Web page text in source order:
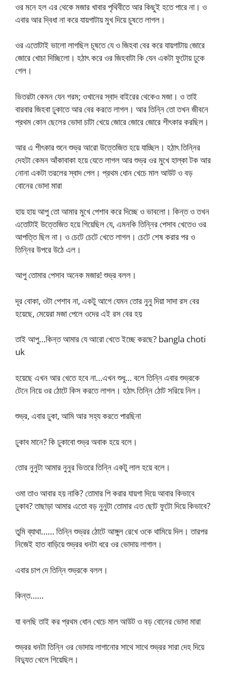
ওর মনে হল এর থেকে মজার খাবার পৃথিবীতে আর কিছুই হতে পারে না। ও
এবার আর দ্বিধা না করে যায়গাটায় মুখ দিয়ে চুষতে লাগল।
ওর এতোটাই ভালো লাগছিল চূষতে যে ও জিহবা বের করে যায়গাটায় জোরে
জোরে খোচা দিচ্ছিলো। হঠাৎ করে ওর জিহবাটা কি যেন একটা ফুটোয় ঢুকে
গেল।
ভিতরটা কেমন যেন গরম; ওখানের স্বাদ বাইরের থেকেও মজা। ও তাই
বারবার জিহবা ঢুকাতে আর বের করতে লাগল। আর তিন্নি তো তখন জীবনে
প্রথম কোন ছেলের ভোদা চাটা খেয়ে জোরে জোরে জোরে শীৎকার করছিল।
আর এ শীৎকার শুনে শুভ্র আরো উত্তেজিত হয়ে যাচ্ছিল। হঠাৎ তিন্নির
দেহটা কেমন আঁকাবাকা হয়ে যেতে লাগল আর শুভ্র ওর মুখে হাল্কা টক আর
নোনা একটা তরলের স্বাদ পেল। প্রথম ধোন খেচে মাল আউট ও বড়
বোনের ভোদা মারা
হায় হায় আপু তো আমার মুখে পেশাব করে দিচ্ছে ও ভাবলো। কিন্ত ও তখন
এতোটাই উত্তেজিত হয়ে গিয়েছিল যে, এমনকি তিন্নির পেসাব খেতেও ওর
আপত্তি ছিল না। ও চেটে চেটে খেতে লাগল। চেটে শেষ করার পর ও
তিন্নির উপরে উঠে এল।
আপু তোমার পেসাব অনেক মজার! শুভ্র বলল।
দূর বোকা, ওটা পেশাব না, একটু আগে যেমন তোর নুনু দিয়া সাদা রস বের
হয়েছে, মেয়েরা মজা পেলে ওদের এই রস বের হয়
তাই আপু…কিন্ত আমার যে আরো খেতে ইচ্ছে করছে? bangla choti
uk
হয়েছে এখন আর খেতে হবে না…এখন শুধু… বলে তিন্নি এবার শুভ্রকে
টেনে নিয়ে ওর ঠোটে কিস করতে লাগল। হঠাৎ তিন্নি ঠোট সরিয়ে নিল।
শুভ্র, এবার ঢুকা, আমি আর সহ্য করতে পারছিনা
ঢুকাব মানে? কি ঢুকাবো শুভ্র অবাক হয়ে বলে।
তোর নুনুটা আমার নুনুর ভিতরে তিন্নি একটু লাল হয়ে বলে।
ওমা তাও আবার হয় নাকি? তোমার পি করার যায়গা দিয়ে আবার কিভাবে
ঢুকাব? তাছাড়া আমার এতো বড় নুনুটা তোমার এত ছোট ফুটো দিয়ে কিভাবে?
তুমি ব্যাথা…… তিন্নি শুভ্রর ঠোটে আঙ্গুল রেখে ওকে থামিয়ে দিল। তারপর
নিজেই হাত বাড়িয়ে শুভ্রর ধনটা ধরে ওর ভোদায় লাগাল।
এবার চাপ দে তিন্নি শুভ্রকে বলল।
কিন্ত……
যা বলছি তাই কর প্রথম ধোন খেচে মাল আউট ও বড় বোনের ভোদা মারা
শুভ্রর ধনটা তিন্নি ওর ভোদায় লাগানোর সাথে সাথে শুভ্রর সারা দেহ দিয়ে
বিদ্যুত খেলে গিয়েছিল।